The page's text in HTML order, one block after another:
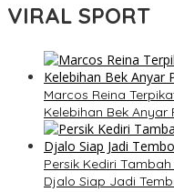
VIRAL SPORT
Marcos Reina
Kelebihan Bek Anyar
Persik Kediri
Djalo Siap Jadi